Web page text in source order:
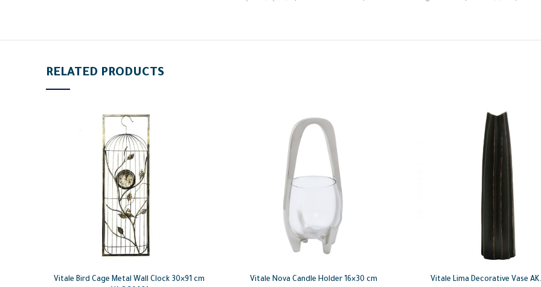
RELATED PRODUCTS
Vitale Bird Cage Metal Wall Clock 30×91 cm Vitale Nova Candle Holder 16×30 cm Vitale Lima Decorative Vase